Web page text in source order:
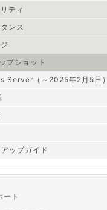
ティ
ンス
プショット
Server（～2025年2月5日）
ップガイド
ート